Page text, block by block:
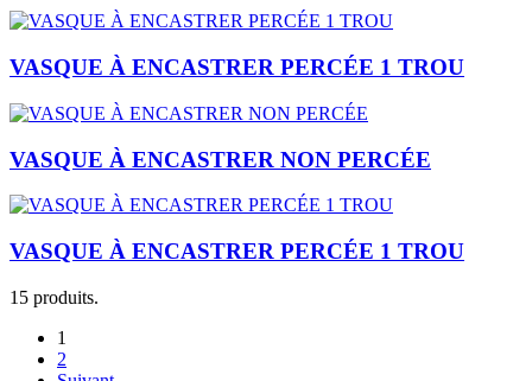
VASQUE À ENCASTRER PERCÉE 1 TROU
VASQUE À ENCASTRER NON PERCÉE
VASQUE À ENCASTRER PERCÉE 1 TROU
15 produits.
1
2